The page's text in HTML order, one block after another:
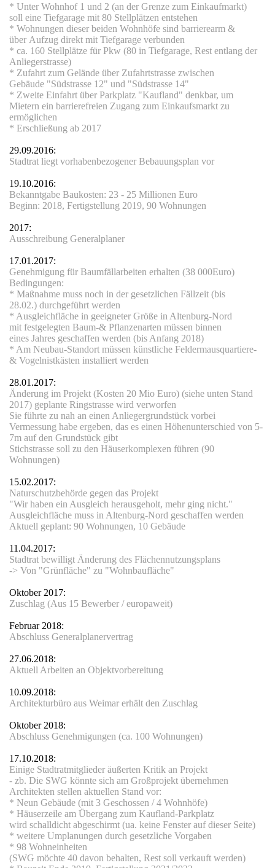
* Unter Wohnhof 1 und 2 (an der Grenze zum Einkaufmarkt)
soll eine Tiefgarage mit 80 Stellplätzen entstehen
* Wohnungen dieser beiden Wohnhöfe sind barrierearm &
über Aufzug direkt mit Tiefgarage verbunden
* ca. 160 Stellplätze für Pkw (80 in Tiefgarage, Rest entlang der
Anliegerstrasse)
* Zufahrt zum Gelände über Zufahrtstrasse zwischen
Gebäude "Südstrasse 12" und "Südstrasse 14"
* Zweite Einfahrt über Parkplatz "Kaufland" denkbar, um
Mietern ein barrierefreien Zugang zum Einkaufsmarkt zu
ermöglichen
* Erschließung ab 2017
29.09.2016:
Stadtrat liegt vorhabenbezogener Bebauungsplan vor
19.10.2016:
Bekanntgabe Baukosten: 23 - 25 Millionen Euro
Beginn: 2018, Fertigstellung 2019, 90 Wohnungen
2017:
Ausschreibung Generalplaner
17.01.2017:
Genehmigung für Baumfällarbeiten erhalten (38 000Euro)
Bedingungen:
* Maßnahme muss noch in der gesetzlichen Fällzeit (bis
28.02.) durchgeführt werden
* Ausgleichfläche in geeigneter Größe in Altenburg-Nord
mit festgelegten Baum-& Pflanzenarten müssen binnen
eines Jahres geschaffen werden (bis Anfang 2018)
* Am Neubau-Standort müssen künstliche Feldermausquartiere-
& Vogelnistkästen installiert werden
28.01.2017:
Änderung im Projekt (Kosten 20 Mio Euro) (siehe unten Stand
2017) geplante Ringstrasse wird verworfen
Sie führte zu nah an einen Anliegergrundstück vorbei
Vermessung habe ergeben, das es einen Höhenunterschied von 5-
7m auf den Grundstück gibt
Stichstrasse soll zu den Häuserkomplexen führen (90
Wohnungen)
15.02.2017:
Naturschutzbehörde gegen das Projekt
"Wir haben ein Ausgleich herausgeholt, mehr ging nicht."
Ausgleichfläche muss in Altenburg-Nord geschaffen werden
Aktuell geplant: 90 Wohnungen, 10 Gebäude
11.04.2017:
Stadtrat bewilligt Änderung des Flächennutzungsplans
-> Von "Grünfläche" zu "Wohnbaufläche"
Oktober 2017:
Zuschlag (Aus 15 Bewerber / europaweit)
Februar 2018:
Abschluss Generalplanervertrag
27.06.2018:
Aktuell Arbeiten an Objektvorbereitung
10.09.2018:
Architekturbüro aus Weimar erhält den Zuschlag
Oktober 2018:
Abschluss Genehmigungen (ca. 100 Wohnungen)
17.10.2018:
Einige Stadtratmitglieder äußerten Kritik an Projekt
- zb. Die SWG könnte sich am Großprojekt übernehmen
Architekten stellen aktuellen Stand vor:
* Neun Gebäude (mit 3 Geschossen / 4 Wohnhöfe)
* Häuserzeile am Übergang zum Kaufland-Parkplatz
wird schalldicht abgeschirmt (ua. keine Fenster auf dieser Seite)
* weitere Umplanungen durch gesetzliche Vorgaben
* 98 Wohneinheiten
(SWG möchte 40 davon behalten, Rest soll verkauft werden)
Kranaster
Strasse 56